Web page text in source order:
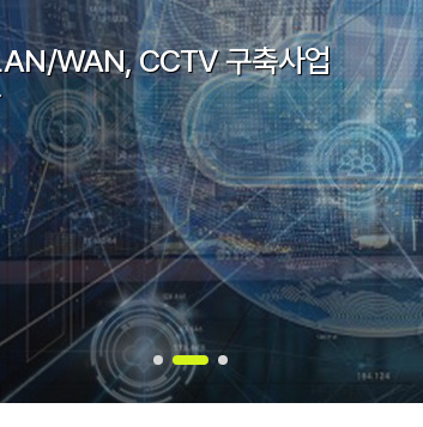
WAN, CCTV 구축사업
WAN, CCTV 구축사업